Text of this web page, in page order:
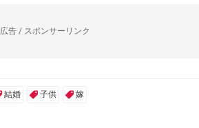
広告 / スポンサーリンク
結婚 子供 嫁